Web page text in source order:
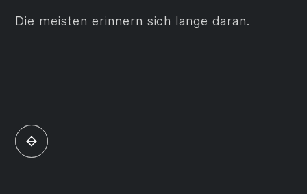
Die meisten erinnern sich lange daran.